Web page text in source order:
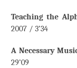
Teaching the
2007 / 3’34
A Necessary
29’09